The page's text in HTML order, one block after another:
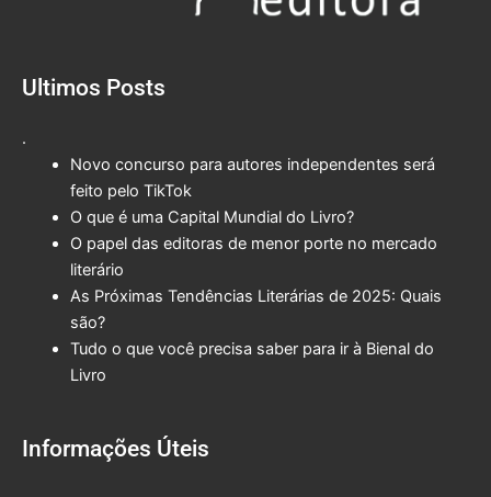
Ultimos Posts
.
Novo concurso para autores independentes será
feito pelo TikTok
O que é uma Capital Mundial do Livro?
O papel das editoras de menor porte no mercado
literário
As Próximas Tendências Literárias de 2025: Quais
são?
Tudo o que você precisa saber para ir à Bienal do
Livro
Informações Úteis